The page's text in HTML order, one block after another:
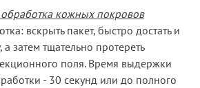
кожных покровов
вскрыть пакет, быстро достать и
а затем тщательно протереть
поля. Время выдержки
- 30 секунд или до полного